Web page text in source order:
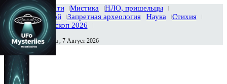
Главная Новости Мистика
НЛО, пришельцы
Тайны вселенной
Запретная археология Наука
Стихия
История
Гороскоп 2026
Сегодня Пятница , 7 Август 2026